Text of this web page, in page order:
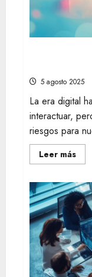
fin
de
de
5 agosto 2025
La era digital
interactuar,
riesgos para
Leer másLeer
más
7
tus
en